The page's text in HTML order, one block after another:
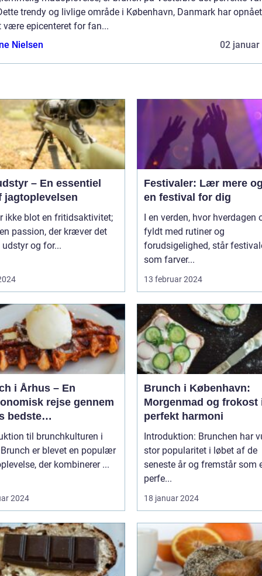
trendy og livlige område i København, Danmark har
være epicenteret for fan...
Nielsen
02 januar
– En essentiel
jagtoplevelsen
ikke blot en fritidsaktivitet;
passion, der kræver det
og for...
Festivaler: Lær mere
en festival for dig
I en verden, hvor hverdagen
fyldt med rutiner og
forudsigelighed, står
som farver...
13 februar 2024
i Århus – En
rejse gennem
bedste
til brunchkulturen i
der kombinerer ...
2024
Brunch i København:
Morgenmad og frokost
perfekt harmoni
Introduktion: Brunchen har
stor popularitet i løbet af de
seneste år og fremstår som
perfe...
18 januar 2024